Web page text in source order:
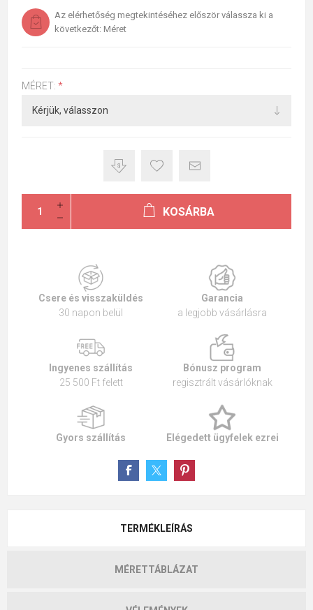
Az elérhetőség megtekintéséhez először válassza ki a
következőt: Méret
MÉRET: *
KOSÁRBA
Csere és visszaküldés
30 napon belül
Garancia
a legjobb vásárlásra
Ingyenes szállítás
25 500 Ft felett
Bónusz program
regisztrált vásárlóknak
Gyors szállítás Elégedett ügyfelek ezrei
TERMÉKLEÍRÁS
MÉRETTÁBLÁZAT